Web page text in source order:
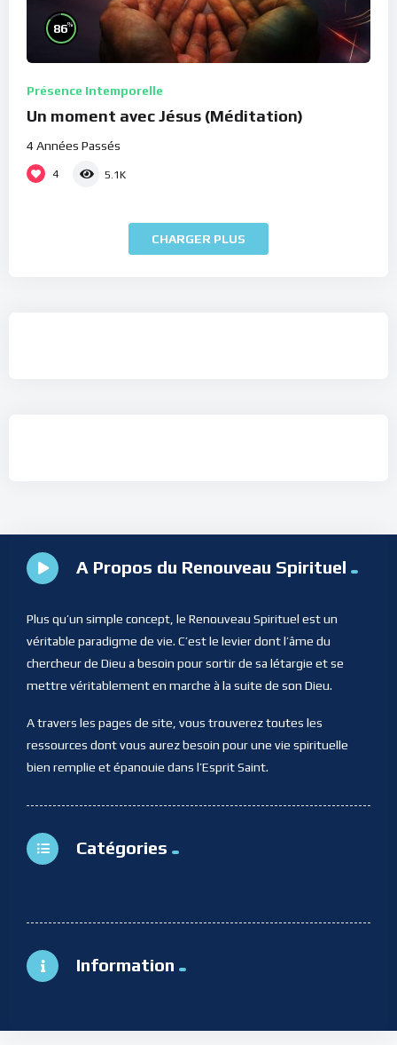
86%
Présence Intemporelle
Un moment avec Jésus (Méditation)
4 Années Passés
4 5.1K
CHARGER PLUS
A Propos du Renouveau Spirituel
Plus qu’un simple concept, le Renouveau Spirituel est un
véritable paradigme de vie. C’est le levier dont l’âme du
chercheur de Dieu a besoin pour sortir de sa létargie et se
mettre véritablement en marche à la suite de son Dieu.
A travers les pages de site, vous trouverez toutes les
ressources dont vous aurez besoin pour une vie spirituelle
bien remplie et épanouie dans l’Esprit Saint.
Catégories
Information